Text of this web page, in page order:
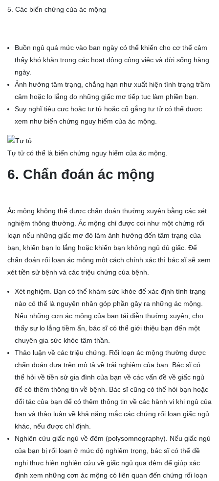
5. Các biến chứng của ác mộng
Buồn ngủ quá mức vào ban ngày có thể khiến cho cơ thể cảm
thấy khó khăn trong các hoạt động công việc và đời sống hàng
ngày.
Ảnh hưởng tâm trạng, chẳng hạn như xuất hiện tình trạng trầm
cảm hoặc lo lắng do những giấc mơ tiếp tục làm phiền bạn.
Suy nghĩ tiêu cực hoặc tự tử hoặc cố gắng tự tử có thể được
xem như biến chứng nguy hiểm của ác mộng.
Tự tử có thể là biến chứng nguy hiểm của ác mộng.
6. Chẩn đoán ác mộng
Ác mộng không thể được chẩn đoán thường xuyên bằng các xét
nghiệm thông thường. Ác mộng chỉ được coi như một chứng rối
loạn nếu những giấc mơ đó làm ảnh hưởng đến tâm trạng của
bạn, khiến bạn lo lắng hoặc khiến bạn không ngủ đủ giấc. Để
chẩn đoán rối loạn ác mộng một cách chính xác thì bác sĩ sẽ xem
xét tiền sử bệnh và các triệu chứng của bệnh.
Xét nghiệm. Bạn có thể khám sức khỏe để xác định tình trạng
nào có thể là nguyên nhân góp phần gây ra những ác mộng.
Nếu những cơn ác mộng của bạn tái diễn thường xuyên, cho
thấy sự lo lắng tiềm ẩn, bác sĩ có thể giới thiệu bạn đến một
chuyên gia sức khỏe tâm thần.
Thảo luận về các triệu chứng. Rối loạn ác mộng thường được
chẩn đoán dựa trên mô tả về trải nghiệm của bạn. Bác sĩ có
thể hỏi về tiền sử gia đình của bạn về các vấn đề về giấc ngủ
để có thêm thông tin về bệnh. Bác sĩ cũng có thể hỏi bạn hoặc
đối tác của bạn để có thêm thông tin về các hành vi khi ngủ của
bạn và thảo luận về khả năng mắc các chứng rối loạn giấc ngủ
khác, nếu được chỉ định.
Nghiên cứu giấc ngủ về đêm (polysomnography). Nếu giấc ngủ
của bạn bị rối loạn ở mức độ nghiêm trọng, bác sĩ có thể đề
nghị thực hiện nghiên cứu về giấc ngủ qua đêm để giúp xác
định xem những cơn ác mộng có liên quan đến chứng rối loạn